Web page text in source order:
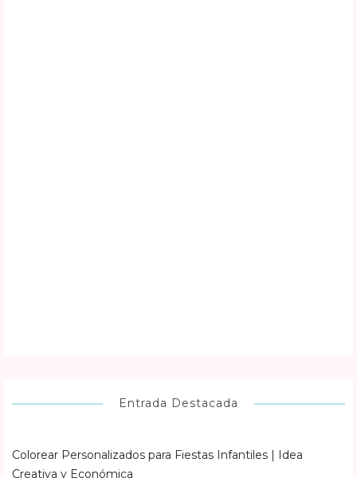
Entrada Destacada
Colorear Personalizados para Fiestas Infantiles | Idea
Creativa y Económica